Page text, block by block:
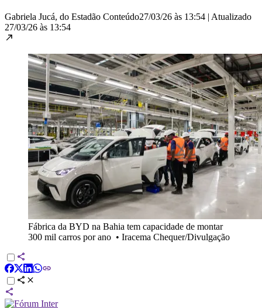
Gabriela Jucá, do Estadão Conteúdo27/03/26 às 13:54 | Atualizado
27/03/26 às 13:54
Fábrica da BYD na Bahia tem capacidade de montar
300 mil carros por ano • Iracema Chequer/Divulgação